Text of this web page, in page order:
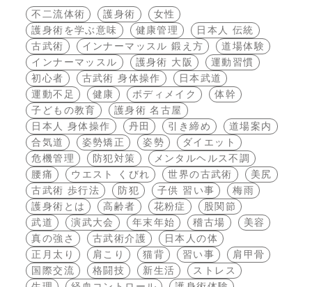
不二流体術 護身術
女性
護身術を学ぶ意味
健康管理
日本人 伝統
古武術
インナーマッスル 鍛え方
道場体験
インナーマッスル
護身術 大阪
運動習慣
初心者
古武術 身体操作
日本武道
運動不足
健康 ボディメイク
体幹
子どもの教育
護身術 名古屋
日本人 身体操作
丹田 引き締め
道場案内
合気道
姿勢矯正 姿勢
ダイエット
危機管理
防犯対策
メンタルヘルス不調
腰痛
ウエスト くびれ 世界の古武術
美尻
古武術 歩行法
防犯 子供 習い事
梅雨
護身術とは
高齢者 花粉症
股関節
武道
演武大会 年末年始 稽古場
美容
真の強さ
古武術介護
日本人の体
正月太り
肩こり 猫背 習い事
肩甲骨
国際交流
格闘技 新生活
ストレス